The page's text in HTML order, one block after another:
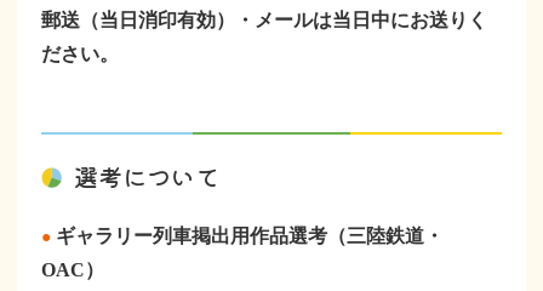
郵送（当日消印有効）・メールは当日中にお送りく
ださい。
選考について
●ギャラリー列車掲出用作品選考（三陸鉄道・
OAC）